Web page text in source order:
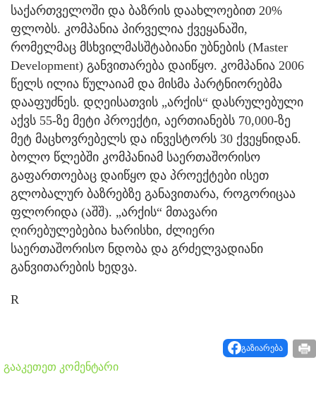
საქართველოში და ბაზრის დაახლოებით 20%
ფლობს. კომპანია პირველია ქვეყანაში,
რომელმაც მსხვილმასშტაბიანი უბნების (Master
Development) განვითარება დაიწყო. კომპანია 2006
წელს ილია წულაიამ და მისმა პარტნიორებმა
დააფუძნეს. დღეისათვის „არქის“ დასრულებული
აქვს 55-ზე მეტი პროექტი, აერთიანებს 70,000-ზე
მეტ მაცხოვრებელს და ინვესტორს 30 ქვეყნიდან.
ბოლო წლებში კომპანიამ საერთაშორისო
გაფართოებაც დაიწყო და პროექტები ისეთ
გლობალურ ბაზრებზე განავითარა, როგორიცაა
ფლორიდა (აშშ). „არქის“ მთავარი
ღირებულებებია ხარისხი, ძლიერი
საერთაშორისო ნდობა და გრძელვადიანი
განვითარების ხედვა.
R
გაზიარება
გააკეთეთ კომენტარი